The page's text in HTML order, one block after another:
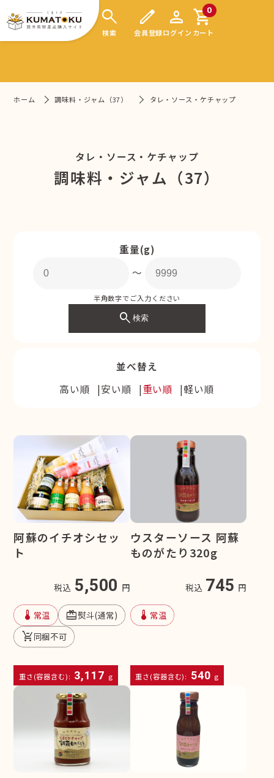
search
検索
edit
会員登録
person
ログイン
0
shopping_cart
カート
ホーム 調味料・ジャム（37） タレ・ソース・ケチャップ
タレ・ソース・ケチャップ
調味料・ジャム（37）
重量(g)
〜
半角数字でご入力ください
search検索
並べ替え
高い順
安い順 重い順 軽い順
阿蘇のイチオシセッ
ト
税込 5,500 円
device_thermostat 常温 redeem熨斗(通常)
remove_shopping_cart同梱不可
重さ(容器含む): 3,117 g
ウスターソース 阿蘇
ものがたり320g
税込 745 円
device_thermostat 常温
重さ(容器含む): 540 g